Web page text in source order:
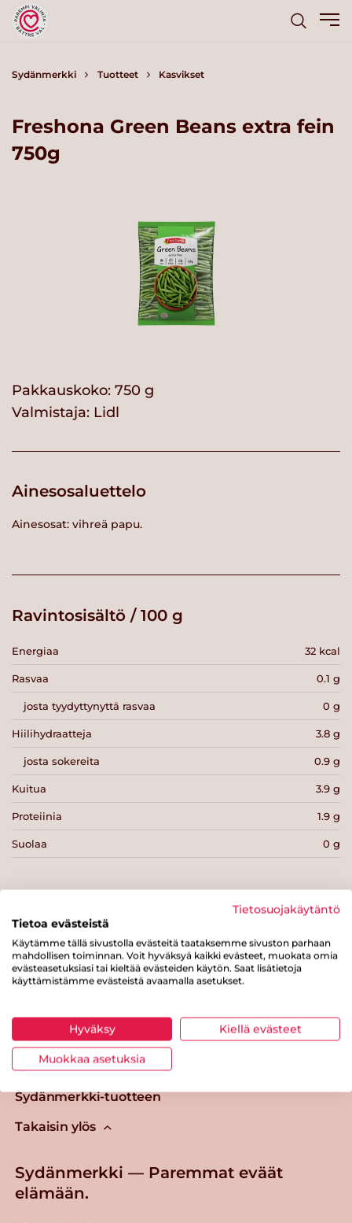
Sydänmerkki Tuotteet Kasvikset
Freshona Green Beans extra fein
750g
Pakkauskoko: 750 g
Valmistaja: Lidl
Ainesosaluettelo
Ainesosat: vihreä papu.
Ravintosisältö / 100 g
Energiaa 32 kcal
Rasvaa 0.1 g
josta tyydyttynyttä rasvaa 0 g
Hiilihydraatteja 3.8 g
josta sokereita 0.9 g
Kuitua 3.9 g
Proteiinia 1.9 g
Suolaa 0 g
Tulosta sivu Jaa tuote
Sydänmerkki-tuotteen
Takaisin ylös
Sydänmerkki — Paremmat eväät
elämään.
Tietosuojakäytäntö
Tietoa evästeistä
Käytämme tällä sivustolla evästeitä taataksemme sivuston parhaan
mahdollisen toiminnan. Voit hyväksyä kaikki evästeet, muokata omia
evästeasetuksiasi tai kieltää evästeiden käytön. Saat lisätietoja
käyttämistämme evästeistä avaamalla asetukset.
Hyväksy Kiellä evästeet
Muokkaa asetuksia